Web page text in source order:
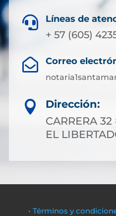
 Líneas de
+ 57 (605)
 Correo

Dirección:
CARRERA
EL
• Términos y